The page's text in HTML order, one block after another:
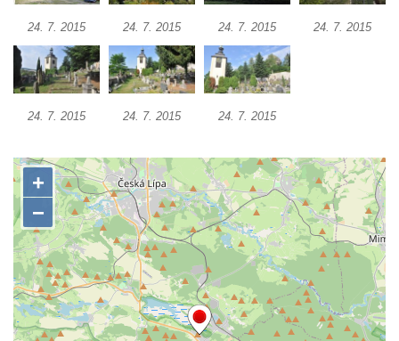
Zvonice v zámeckém parku ve Svojkově
Zvonice u kostela svatých Petra a Pavla v
Sutomi
Zvonice na hřbitově v Třebenicích
Zvonice u kostela svaté Barbory u Zahrádek
Zvonice u starého židovského hřbitova v
Roudnici nad Labem
Zvonice v Rovném pod Řípem
Zvonice Polesí
Zvonice Levín
Dřevěná zvonice Lomnice nad Popelkou
24. 7. 2015 24. 7. 2015 24. 7. 2015 24. 7. 2015
24. 7. 2015 24. 7. 2015 24. 7. 2015